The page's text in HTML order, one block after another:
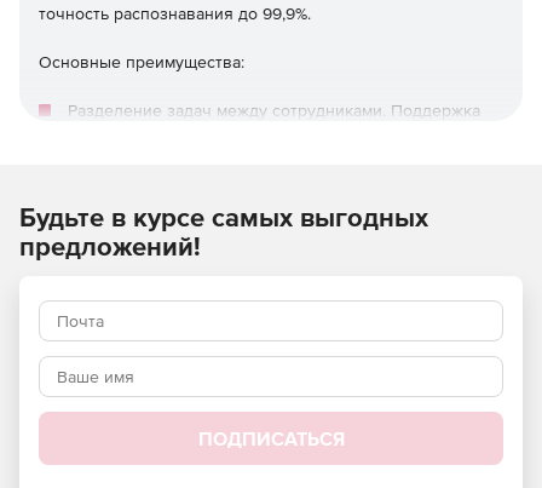
точность распознавания до 99,9%.
Основные преимущества:
Разделение задач между сотрудниками. Поддержка
позволяет самостоятельно регулировать скорость
распознавания
Работа с исключениями: неотфактуровка,
комплектность, разные данные (номенклатура, цены,
кол-во и пр.), дубли, оригиналы/копии и т. д. всего> 40.
Автоматизация и аутсорсинг: сканирование,
несоответствий, архивное хранение.
Будьте в курсе самых выгодных
предложений!
ПОДПИСАТЬСЯ